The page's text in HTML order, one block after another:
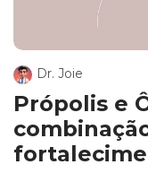
Dr. Joie
Própolis e